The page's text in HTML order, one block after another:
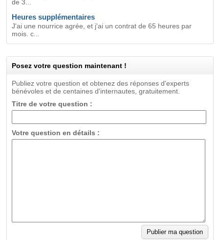
de 3...
Heures supplémentaires
J'ai une nourrice agrée, et j'ai un contrat de 65 heures par
mois. c...
Posez votre question maintenant !
Publiez votre question et obtenez des réponses d'experts
bénévoles et de centaines d'internautes, gratuitement.
Titre de votre question :
Votre question en détails :